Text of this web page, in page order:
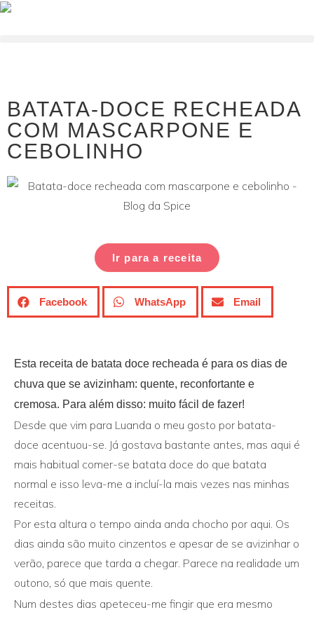
BATATA-DOCE RECHEADA
COM MASCARPONE E
CEBOLINHO
Ir para a receita
Facebook WhatsApp Email
Esta receita de batata doce recheada é para os dias de
chuva que se avizinham: quente, reconfortante e
cremosa. Para além disso: muito fácil de fazer!
Desde que vim para Luanda o meu gosto por batata-
doce acentuou-se. Já gostava bastante antes, mas aqui é
mais habitual comer-se batata doce do que batata
normal e isso leva-me a incluí-la mais vezes nas minhas
receitas.
Por esta altura o tempo ainda anda chocho por aqui. Os
dias ainda são muito cinzentos e apesar de se avizinhar o
verão, parece que tarda a chegar. Parece na realidade um
outono, só que mais quente.
Num destes dias apeteceu-me fingir que era mesmo